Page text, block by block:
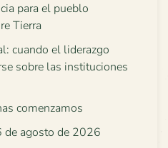
para el pueblo
Tierra
cuando el liderazgo
sobre las instituciones
comenzamos
de agosto de 2026